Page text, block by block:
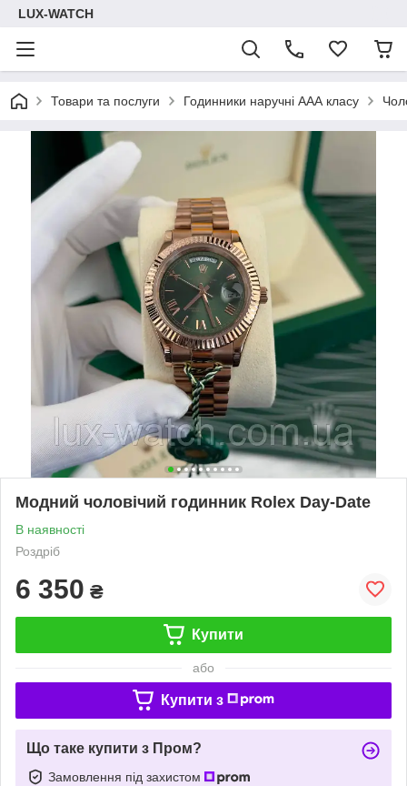
LUX-WATCH
Товари та послуги Годинники наручні ААА класу
Модний чоловічий годинник Rolex Day-Date
В наявності
Роздріб
6 350 ₴
Купити
або
Купити з
Що таке купити з Пром?
Замовлення під захистом